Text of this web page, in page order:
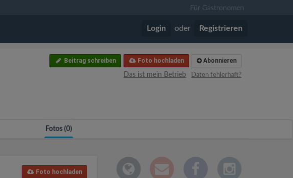
Für Gastronomen
Login oder Registrieren
Abonnieren
Foto hochladen
Beitrag schreiben
Daten fehlerhaft?
Das ist mein Betrieb
Fotos (0)
Foto hochladen